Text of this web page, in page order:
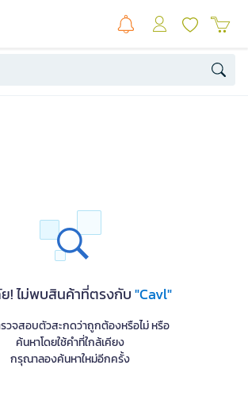
! ไม่พบสินค้าที่ตรงกับ"Cavl"
วจสอบตัวสะกดว่าถูกต้องหรือไม่ หรือ
ค้นหาโดยใช้คำที่ใกล้เคียง
กรุณาลองค้นหาใหม่อีกครั้ง